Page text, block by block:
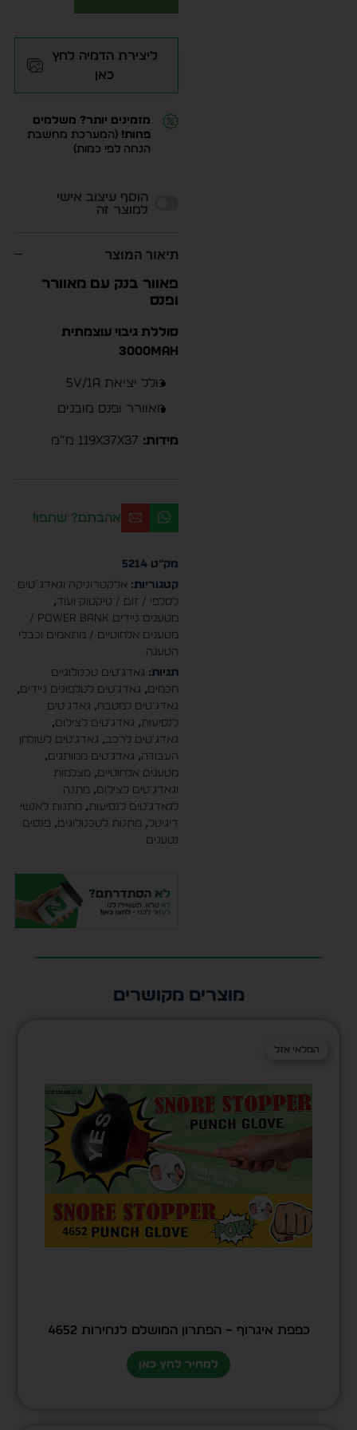
ליצירת הדמיה לחץ
כאן
מזמינים יותר? משלמים
פחות! (המערכת מחשבת
הנחה לפי כמות)
הוסף עיצוב אישי
למוצר זה
תיאור המוצר
פאוור בנק עם מאוורר
ופנס
סוללת גיבוי עוצמתית
3000mAh
כולל יציאת 5V/1A
מאוורר ופנס מובנים
מידות:
אהבתם? שתפו!
מק"ט 5214
קטגוריות: אלקטרוניקה וגאדג´טים
לסלפי / זום / טיקטוק ועוד,
מטענים ניידים Power Bank /
מטענים אלחוטיים / מתאמים וכבלי
הטענה
תגיות: גאדג'טים טכנולוגיים
חכמים, גאדג'טים לטלפונים ניידים,
גאדג'טים למטבח, גאדג'טים
לנסיעות, גאדג'טים לצילום,
גאדג'טים לרכב, גאדג'טים לשולחן
העבודה, גאדג'טים ממותגים,
מטענים אלחוטיים, מצלמות
וגאדג'טים לצילום, מתנה
לגאדג'טים לנסיעות, מתנות לאנשי
דיגיטל, מתנות לטכנולוגים, פנסים
נטענים
מוצרים מקושרים
המלאי אזל
המלאי אזל
כפפת איגרוף – הפתרון המושלם לנחירות 4652
למחיר לחץ כאן